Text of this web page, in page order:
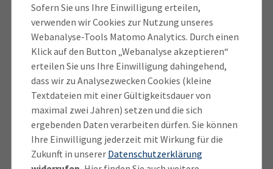
Sofern Sie uns Ihre Einwilligung erteilen,
verwenden wir Cookies zur Nutzung unseres
Webanalyse-Tools Matomo Analytics. Durch einen
Klick auf den Button „Webanalyse akzeptieren“
erteilen Sie uns Ihre Einwilligung dahingehend,
dass wir zu Analysezwecken Cookies (kleine
Textdateien mit einer Gültigkeitsdauer von
maximal zwei Jahren) setzen und die sich
ergebenden Daten verarbeiten dürfen. Sie können
Ihre Einwilligung jederzeit mit Wirkung für die
Zukunft in unserer Datenschutzerklärung
insgesamt sind: Kaufleute im Einzelhandel,
Fachinformatiker, Verkäufer, Kaufleute für
Büromanagement und die Bankkaufleute. Insgesamt
gibt es mehr als 200 verschiedene IHK-Berufe, in
denen Jugendliche eine Ausbildung absolvieren
können.
In den nächsten Jahren wird sich die Bewerberlücke
am Ausbildungsmarkt weiter öffnen, wenn es nicht
gelingt, noch mehr Jugendlichen, Eltern und